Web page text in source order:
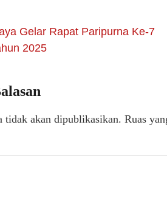
Gelar Rapat Paripurna Ke-7
2025
tidak akan dipublikasikan. Ruas